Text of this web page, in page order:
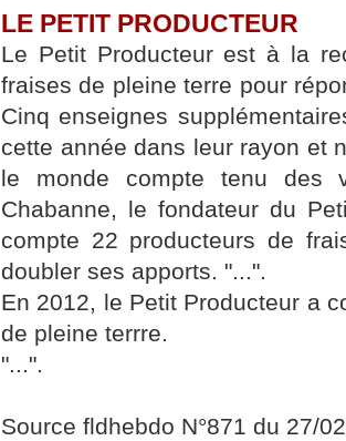
LE PETIT PRODUCTEUR
Le Petit Producteur est à la
fraises de pleine terre pour
Cinq enseignes
cette année dans leur rayon et
le monde compte tenu des
Chabanne, le fondateur du
compte 22 producteurs de
doubler ses apports. "...".
En 2012, le Petit Producteur a
de pleine terrre.
"...".
Source fldhebdo N°871 du 27/